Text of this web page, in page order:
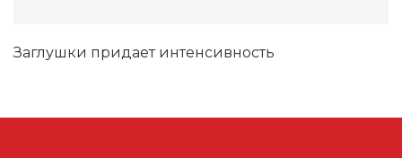
Заглушки придает интенсивность